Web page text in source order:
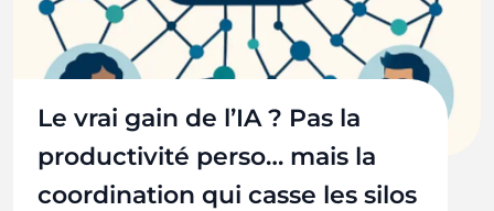
Le vrai gain de l’IA ? Pas la
productivité perso… mais la
coordination qui casse les silos